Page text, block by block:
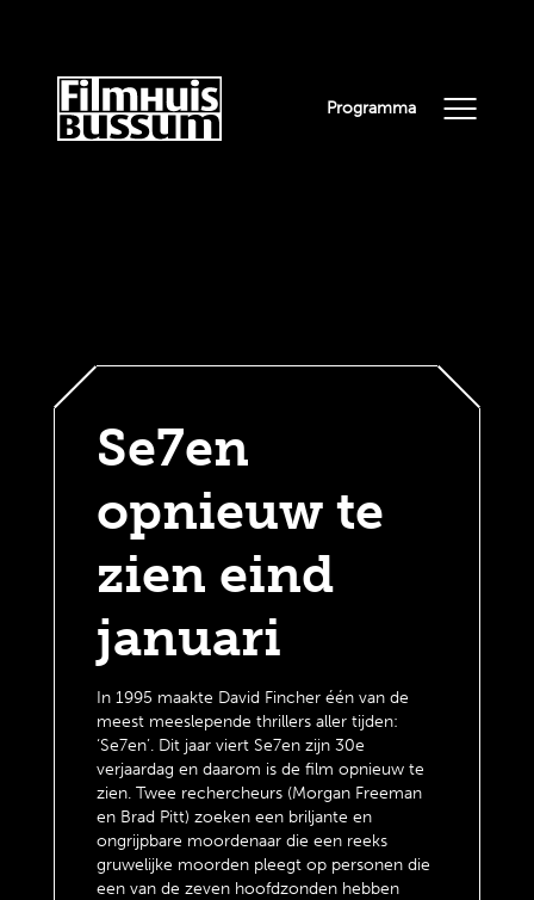
Programma
Se7en
opnieuw te
zien eind
januari
In 1995 maakte David Fincher één van de
meest meeslepende thrillers aller tijden:
‘Se7en’. Dit jaar viert Se7en zijn 30e
verjaardag en daarom is de film opnieuw te
zien. Twee rechercheurs (Morgan Freeman
en Brad Pitt) zoeken een briljante en
ongrijpbare moordenaar die een reeks
gruwelijke moorden pleegt op personen die
een van de zeven hoofdzonden hebben